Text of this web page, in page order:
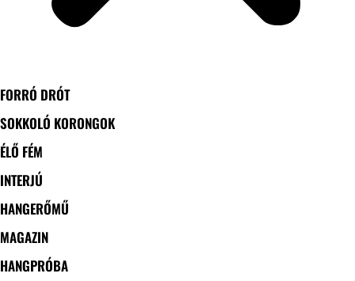
FORRÓ DRÓT
SOKKOLÓ KORONGOK
ÉLŐ FÉM
INTERJÚ
HANGERŐMŰ
MAGAZIN
HANGPRÓBA